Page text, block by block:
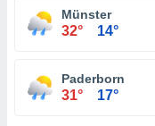
Münster
32° 14°
Paderborn
31° 17°